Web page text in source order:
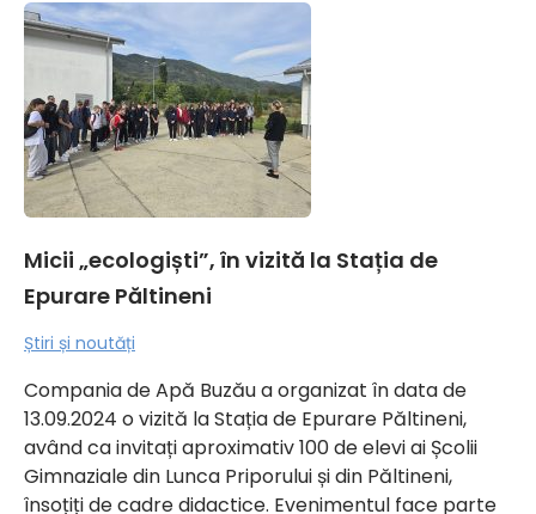
Micii „ecologiști”, în vizită la Stația de
Epurare Păltineni
Știri și noutăți
Compania de Apă Buzău a organizat în data de
13.09.2024 o vizită la Stația de Epurare Păltineni,
având ca invitați aproximativ 100 de elevi ai Școlii
Gimnaziale din Lunca Priporului și din Păltineni,
însoțiți de cadre didactice. Evenimentul face parte